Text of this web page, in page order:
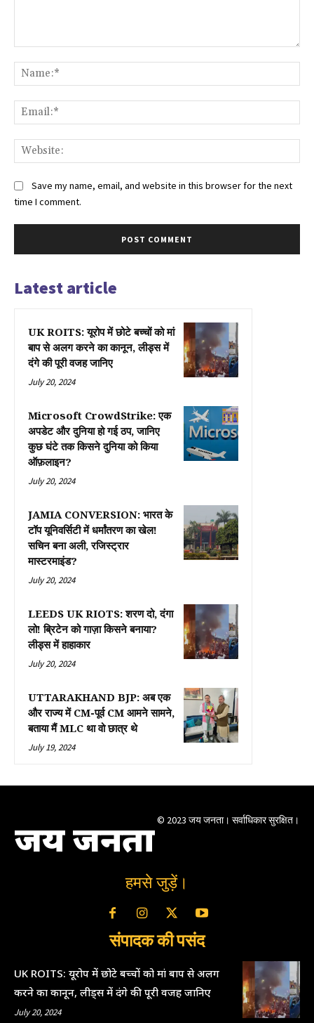
Save my name, email, and website in this browser for the next
time I comment.
Latest article
UK ROITS: यूरोप में छोटे बच्चों को मां
बाप से अलग करने का कानून, लीड्स में
दंगे की पूरी वजह जानिए
July 20, 2024
Microsoft CrowdStrike: एक
अपडेट और दुनिया हो गई ठप, जानिए
कुछ घंटे तक किसने दुनिया को किया
ऑफ़लाइन?
July 20, 2024
JAMIA CONVERSION: भारत के
टॉप यूनिवर्सिटी में धर्मांतरण का खेल!
सचिन बना अली, रजिस्ट्रार
मास्टरमाइंड?
July 20, 2024
LEEDS UK RIOTS: शरण दो, दंगा
लो! ब्रिटेन को गाज़ा किसने बनाया?
लीड्स में हाहाकार
July 20, 2024
UTTARAKHAND BJP: अब एक
और राज्य में CM-पूर्व CM आमने सामने,
बताया मैं MLC था वो छात्र थे
July 19, 2024
जय जनता © 2023 जय जनता। सर्वाधिकार सुरक्षित।
हमसे जुड़ें।
संपादक की पसंद
UK ROITS: यूरोप में छोटे बच्चों को मां बाप से अलग
करने का कानून, लीड्स में दंगे की पूरी वजह जानिए
July 20, 2024